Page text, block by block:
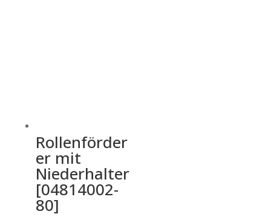
Rollenförder
er mit
Niederhalter
[04814002-
80]